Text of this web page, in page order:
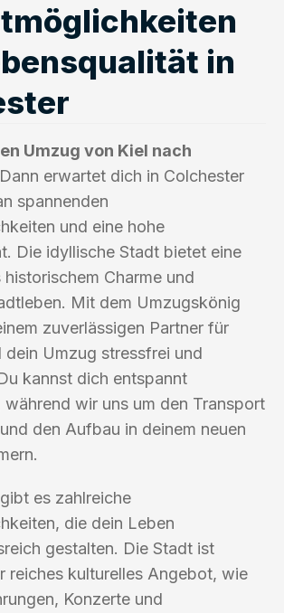
in
Umzug von Kiel nach
Dann erwartet dich in Colchester
spannenden
und eine hohe
Die idyllische Stadt bietet eine
Charme und
Mit dem Umzugskönig
zuverlässigen Partner für
dein Umzug stressfrei und
kannst dich entspannt
während wir uns um den Transport
den Aufbau in deinem neuen
es zahlreiche
die dein Leben
gestalten. Die Stadt ist
reiches kulturelles Angebot, wie
Konzerte und